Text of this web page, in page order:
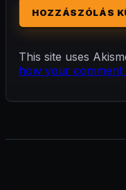
This site uses
how your comment